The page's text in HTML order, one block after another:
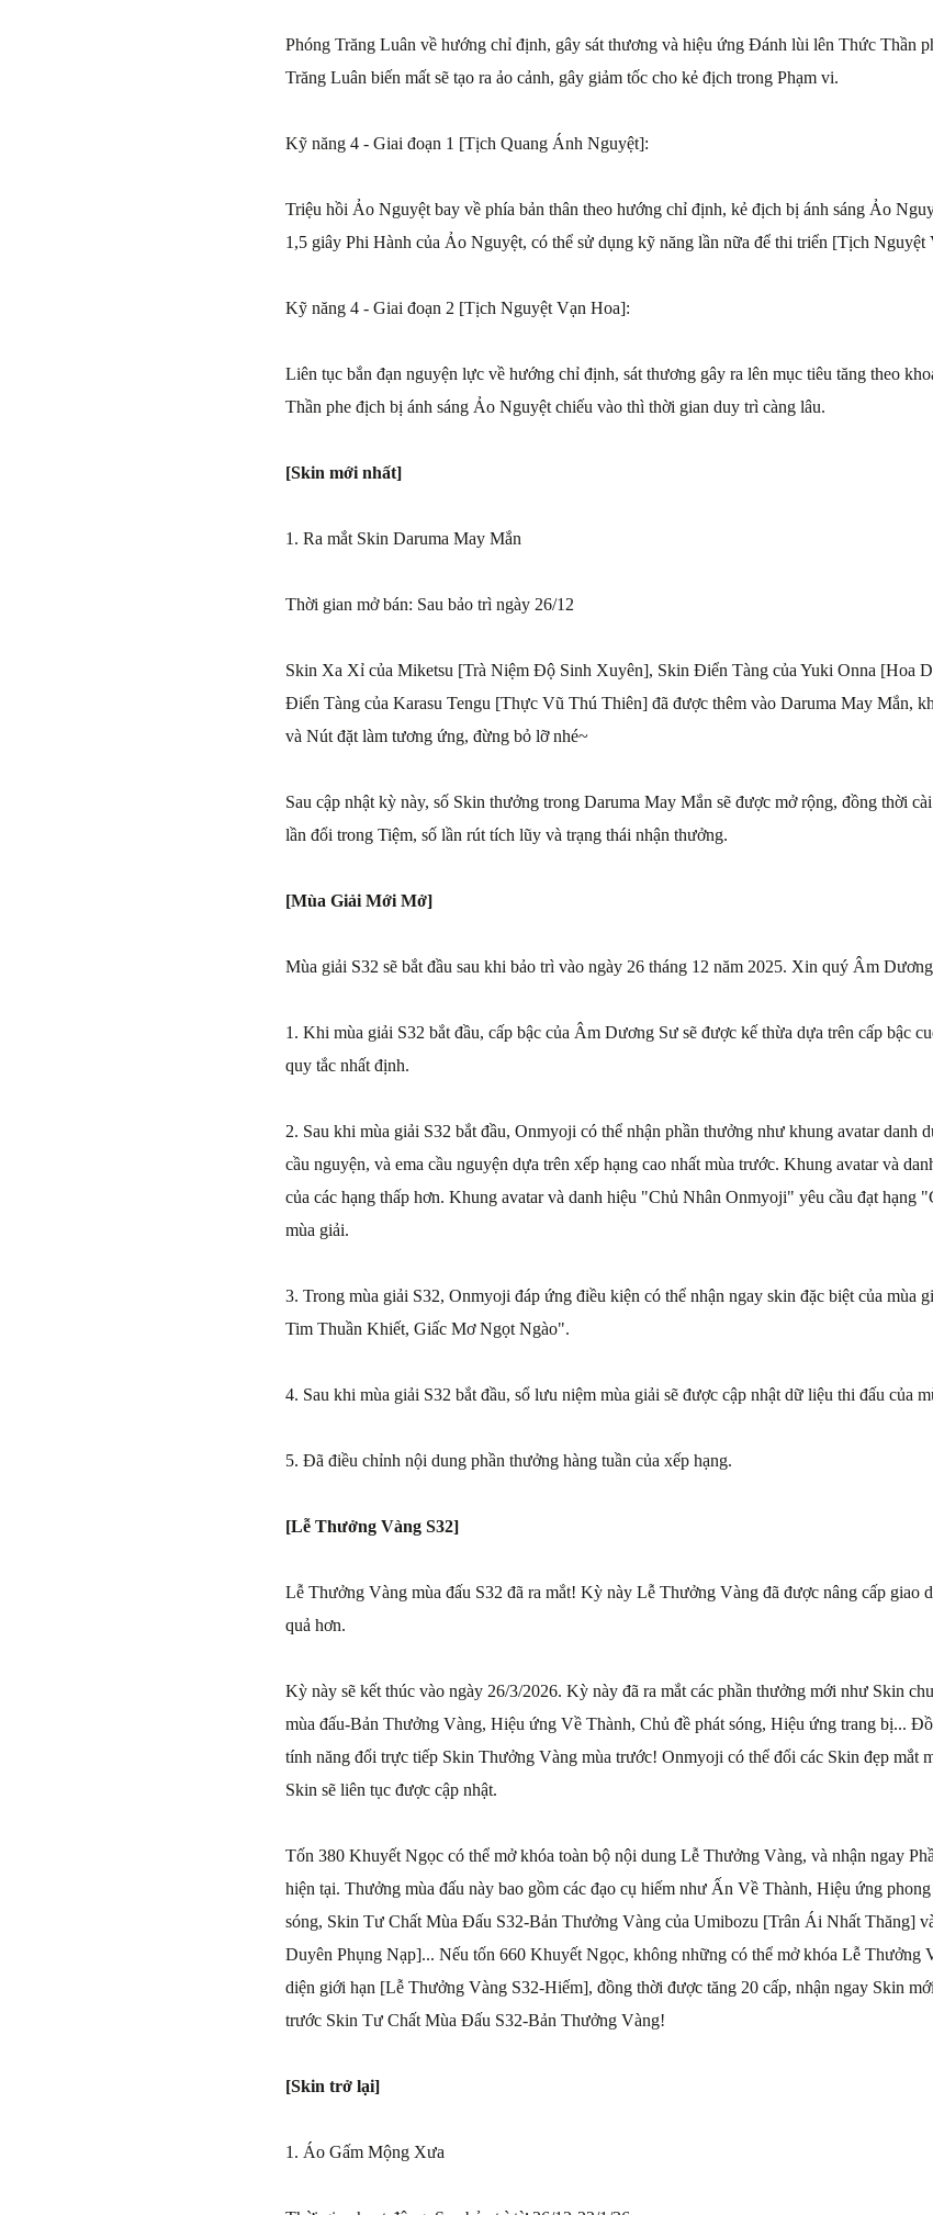
Phóng Trăng Luân về hướng chỉ định, gây sát thương và hiệu ứng Đánh lùi lên Thức Thần
Trăng Luân biến mất sẽ tạo ra ảo cảnh, gây giảm tốc cho kẻ địch trong Phạm vi.
Kỹ năng 4 - Giai đoạn 1 [Tịch Quang Ánh Nguyệt]:
Triệu hồi Ảo Nguyệt bay về phía bản thân theo hướng chỉ định, kẻ địch bị ánh sáng Ảo
1,5 giây Phi Hành của Ảo Nguyệt, có thể sử dụng kỹ năng lần nữa để thi triển [Tịch Nguyệt
Kỹ năng 4 - Giai đoạn 2 [Tịch Nguyệt Vạn Hoa]:
Liên tục bắn đạn nguyện lực về hướng chỉ định, sát thương gây ra lên mục tiêu tăng theo
Thần phe địch bị ánh sáng Ảo Nguyệt chiếu vào thì thời gian duy trì càng lâu.
[Skin mới nhất]
1. Ra mắt Skin Daruma May Mắn
Thời gian mở bán: Sau bảo trì ngày 26/12
Skin Xa Xỉ của Miketsu [Trà Niệm Độ Sinh Xuyên], Skin Điển Tàng của Yuki Onna [Hoa
Điển Tàng của Karasu Tengu [Thực Vũ Thú Thiên] đã được thêm vào Daruma May Mắn,
và Nút đặt làm tương ứng, đừng bỏ lỡ nhé~
Sau cập nhật kỳ này, số Skin thưởng trong Daruma May Mắn sẽ được mở rộng, đồng thời
lần đổi trong Tiệm, số lần rút tích lũy và trạng thái nhận thưởng.
[Mùa Giải Mới Mở]
Mùa giải S32 sẽ bắt đầu sau khi bảo trì vào ngày 26 tháng 12 năm 2025. Xin quý Âm
1. Khi mùa giải S32 bắt đầu, cấp bậc của Âm Dương Sư sẽ được kế thừa dựa trên cấp bậc
quy tắc nhất định.
2. Sau khi mùa giải S32 bắt đầu, Onmyoji có thể nhận phần thưởng như khung avatar danh
cầu nguyện, và ema cầu nguyện dựa trên xếp hạng cao nhất mùa trước. Khung avatar và
của các hạng thấp hơn. Khung avatar và danh hiệu "Chủ Nhân Onmyoji" yêu cầu đạt hạng
mùa giải.
3. Trong mùa giải S32, Onmyoji đáp ứng điều kiện có thể nhận ngay skin đặc biệt của mùa
Tim Thuần Khiết, Giấc Mơ Ngọt Ngào".
4. Sau khi mùa giải S32 bắt đầu, sổ lưu niệm mùa giải sẽ được cập nhật dữ liệu thi đấu của
5. Đã điều chỉnh nội dung phần thưởng hàng tuần của xếp hạng.
[Lễ Thưởng Vàng S32]
Lễ Thưởng Vàng mùa đấu S32 đã ra mắt! Kỳ này Lễ Thưởng Vàng đã được nâng cấp giao
quả hơn.
Kỳ này sẽ kết thúc vào ngày 26/3/2026. Kỳ này đã ra mắt các phần thưởng mới như Skin
mùa đấu-Bản Thưởng Vàng, Hiệu ứng Về Thành, Chủ đề phát sóng, Hiệu ứng trang bị...
tính năng đổi trực tiếp Skin Thưởng Vàng mùa trước! Onmyoji có thể đổi các Skin đẹp mắt
Skin sẽ liên tục được cập nhật.
Tốn 380 Khuyết Ngọc có thể mở khóa toàn bộ nội dung Lễ Thưởng Vàng, và nhận ngay
hiện tại. Thưởng mùa đấu này bao gồm các đạo cụ hiếm như Ấn Về Thành, Hiệu ứng
sóng, Skin Tư Chất Mùa Đấu S32-Bản Thưởng Vàng của Umibozu [Trân Ái Nhất Thăng]
Duyên Phụng Nạp]... Nếu tốn 660 Khuyết Ngọc, không những có thể mở khóa Lễ Thưởng
diện giới hạn [Lễ Thưởng Vàng S32-Hiếm], đồng thời được tăng 20 cấp, nhận ngay Skin
trước Skin Tư Chất Mùa Đấu S32-Bản Thưởng Vàng!
[Skin trở lại]
1. Áo Gấm Mộng Xưa